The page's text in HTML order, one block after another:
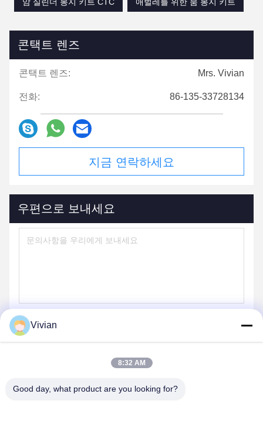
콘택트 렌즈
콘택트 렌즈: Mrs. Vivian
전화: 86-135-33728134
지금 연락하세요
우편으로 보내세요
보내다
Vivian
8:32 AM
Good day, what product are you looking for?